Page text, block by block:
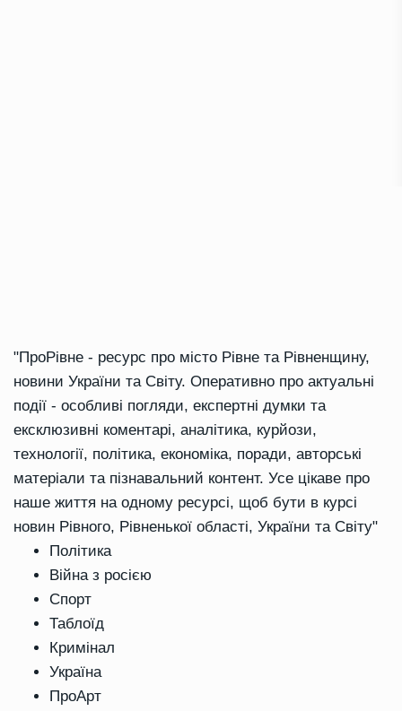
"ПроРівне - ресурс про місто Рівне та Рівненщину,
новини України та Світу. Оперативно про актуальні
події - особливі погляди, експертні думки та
ексклюзивні коментарі, аналітика, курйози,
технології, політика, економіка, поради, авторські
матеріали та пізнавальний контент. Усе цікаве про
наше життя на одному ресурсі, щоб бути в курсі
новин Рівного, Рівненької області, України та Світу"
Політика
Війна з росією
Спорт
Таблоїд
Кримінал
Україна
ПроАрт